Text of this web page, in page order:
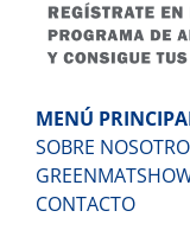
MENÚ
SOBRE
GREENMAT
CONTACTO